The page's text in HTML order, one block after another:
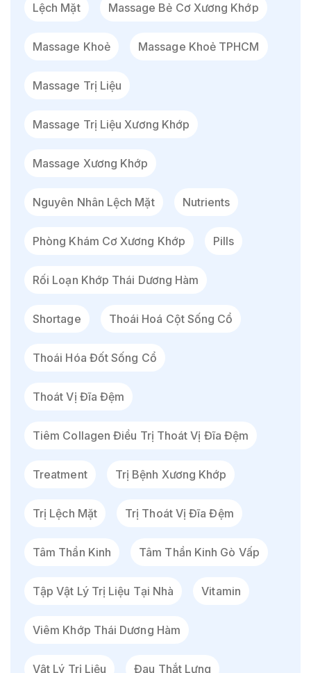
Lệch Mặt Massage Bẻ Cơ Xương Khớp
Massage Khoẻ Massage Khoẻ TPHCM
Massage Trị Liệu
Massage Trị Liệu Xương Khớp
Massage Xương Khớp
Nguyên Nhân Lệch Mặt Nutrients
Phòng Khám Cơ Xương Khớp Pills
Rối Loạn Khớp Thái Dương Hàm
Shortage Thoái Hoá Cột Sống Cổ
Thoái Hóa Đốt Sống Cổ
Thoát Vị Đĩa Đệm
Tiêm Collagen Điều Trị Thoát Vị Đĩa Đệm
Treatment Trị Bệnh Xương Khớp
Trị Lệch Mặt Trị Thoát Vị Đĩa Đệm
Tâm Thần Kinh Tâm Thần Kinh Gò Vấp
Tập Vật Lý Trị Liệu Tại Nhà Vitamin
Viêm Khớp Thái Dương Hàm
Vật Lý Trị Liệu Đau Thắt Lưng